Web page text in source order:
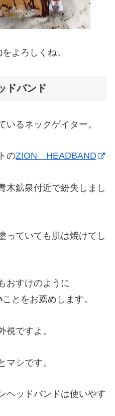
よろしくね。
ドバンド
いるネックゲイター。
のZION HEADBAND
木鉱泉付近で紛失しまし
っていても肌は焼けてし
おすけのように
ことをお薦めします。
視ですよ。
マシです。
ヘッドバンドは使いやす